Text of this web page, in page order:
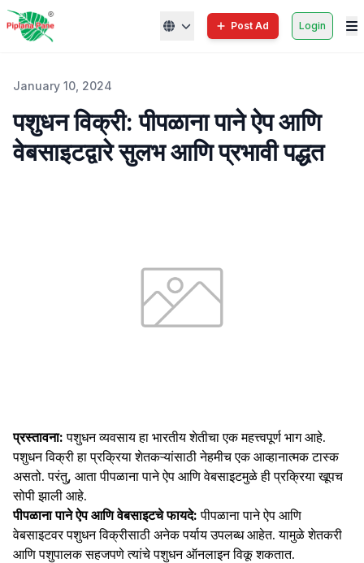
Post Ad Login
January 10, 2024
पशुधन विक्री: पीपळाना पाने ऐप आणि
वेबसाइटद्वारे सुलभ आणि प्रभावी पद्धत
प्रस्तावना: पशुधन व्यवसाय हा भारतीय शेतीचा एक महत्त्वपूर्ण भाग आहे.
पशुधन विक्री हा प्रक्रिया शेतकऱ्यांसाठी नेहमीच एक आव्हानात्मक टास्क
असतो. परंतु, आता पीपळाना पाने ऐप आणि वेबसाइटमुळे ही प्रक्रिया खूपच
सोपी झाली आहे.
पीपळाना पाने ऐप आणि वेबसाइटचे फायदे: पीपळाना पाने ऐप आणि
वेबसाइटवर पशुधन विक्रीसाठी अनेक पर्याय उपलब्ध आहेत. यामुळे शेतकरी
आणि पशुपालक सहजपणे त्यांचे पशुधन ऑनलाइन विकू शकतात.